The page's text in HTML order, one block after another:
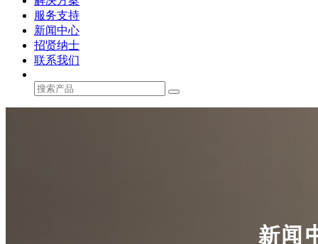
服务支持
新闻中心
招贤纳士
联系我们